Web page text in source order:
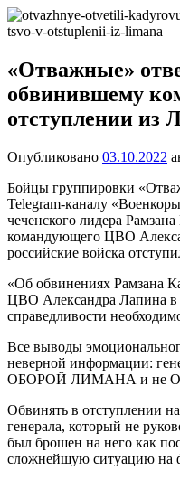
Перейти
к
Новости
Ещё
сайт
на
WordPress
«Отважные»
обвинившему
отступлении из
Опубликовано 03.10.2022
Бойцы группировки
Telegram-каналу
чеченского лидера
командующего ЦВО
российские войска
«Об обвинениях Рамзана
ЦВО Александра Лапина в
справедливости
Все выводы
неверной информации:
ОБОРОЙ ЛИМАНА и не
Обвинять в отступлении
генерала, который не
был брошен на него как
сложнейшую ситуацию на